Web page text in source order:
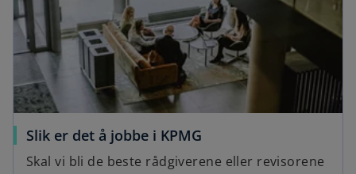
Slik er det å jobbe i KPMG
Skal vi bli de beste rådgiverene eller revisorene